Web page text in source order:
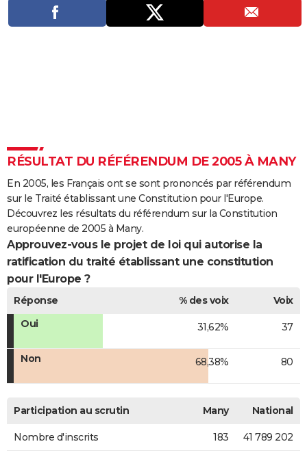
Destinations
Voyage nature
Voyage de noces
Dictionnaire
Biographies
Citations
Expressions
Proverbes
PROGRAMME TV
COPAINS D'AVANT
S'inscrire
Se connecter
Lycées
Collèges
Primaires
Universités
Entreprises
Service militaire
Avis de recherche
AVIS DE DÉCÈS
FORUM
Bricolage
Lifestyle
Culture
Sport
Auto
Television
Voyage
Cinema
RÉSULTAT DU RÉFÉRENDUM DE 2005 À MANY
En 2005, les Français ont se sont prononcés par référendum
sur le Traité établissant une Constitution pour l'Europe.
Découvrez les résultats du référendum sur la Constitution
européenne de 2005 à Many.
Approuvez-vous le projet de loi qui autorise la
ratification du traité établissant une constitution
pour l'Europe ?
Réponse % des voix
Voix
Oui
31,62% 37
Non 68,38% 80
Participation au scrutin Many National
Nombre d'inscrits 183 41 789 202